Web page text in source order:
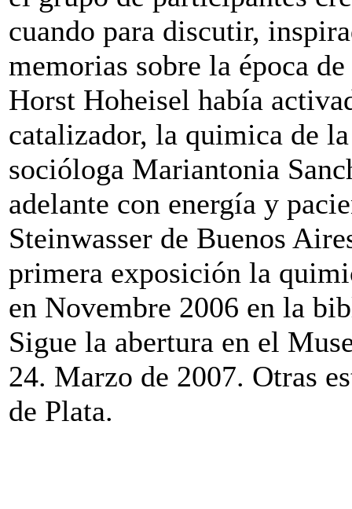
cuando para discutir,
memorias sobre la época
Horst Hoheisel había
catalizador, la quimica de
socióloga Mariantonia
adelante con energía y
Steinwasser de Buenos
primera exposición la
en Novembre 2006 en la
Sigue la abertura en el
24. Marzo de 2007. Otras
de Plata.